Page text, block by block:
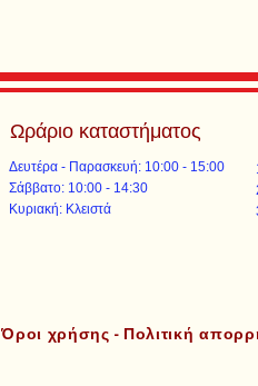
Ωράριο καταστήματος
Δευτέρα - Παρασκευή: 10:00 - 15:00
​​Σάββατο: 10:00 - 14:30
​Κυριακή: Κλειστά
Όροι χρήσης - Πολιτική